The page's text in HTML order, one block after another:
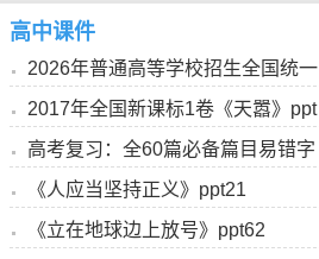
高中课件
2026年普通高等学校招生全国统一
2017年全国新课标1卷《天嚣》ppt
高考复习：全60篇必备篇目易错字
《人应当坚持正义》ppt21
《立在地球边上放号》ppt62